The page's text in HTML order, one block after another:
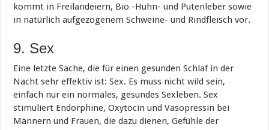
kommt in Freilandeiern, Bio -Huhn- und Putenleber sowie
in natürlich aufgezogenem Schweine- und Rindfleisch vor.
9. Sex
Eine letzte Sache, die für einen gesunden Schlaf in der
Nacht sehr effektiv ist: Sex. Es muss nicht wild sein,
einfach nur ein normales, gesundes Sexleben. Sex
stimuliert Endorphine, Oxytocin und Vasopressin bei
Männern und Frauen, die dazu dienen, Gefühle der